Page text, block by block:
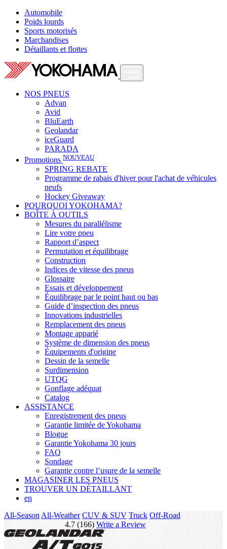
Automobile
Poids lourds
Sports motorisés
Marchandises
Détaillants et flottes
NOS PNEUS
Advan
Avid
BluEarth
Geolandar
iceGuard
PARADA
Promotions NOUVEAU
SPRING REBATE
Programme de rabais d'hiver pour l'achat de véhicules
neufs
Hockey Giveaway
POURQUOI YOKOHAMA?
BOÎTE À OUTILS
Mesures du parallélisme
Lire votre pneu
Rapport d’aspect
Permutation et équilibrage
Construction
Indices de vitesse des pneus
Glossaire
Essais et développement
Équilibrage par le point haut ou bas
Guide d’inspection des pneus
Innovations industrielles
Remplacement des pneus
Montage apparié
Système de dimension des pneus
Équipements d'origine
Dessin de la semelle
Surdimension
UTQG
Gonflage adéquat
Catalog
ASSISTANCE
Enregistrement des pneus
Garantie limitée de Yokohama
Blogue
Garantie Yokohama 30 jours
FAQ
Sondage
Garantie contre l’usure de la semelle
MAGASINER LES PNEUS
TROUVER UN DÉTAILLANT
en
All-Season All-Weather CUV & SUV Truck Off-Road
4.7 (166) Write a Review